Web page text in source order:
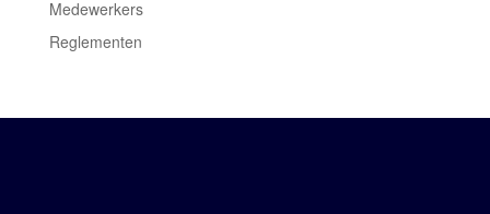
Medewerkers
Reglementen